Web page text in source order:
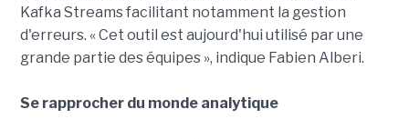
Kafka Streams facilitant notamment la gestion
d'erreurs. « Cet outil est aujourd'hui utilisé par une
grande partie des équipes », indique Fabien Alberi.
Se rapprocher du monde analytique